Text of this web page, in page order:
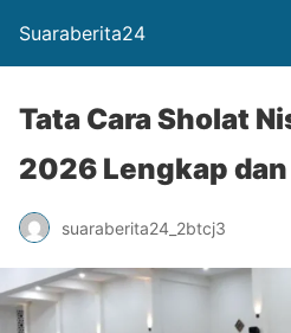
Suaraberita24
Tata Cara Sholat
2026 Lengkap
suaraberita24_2btcj3